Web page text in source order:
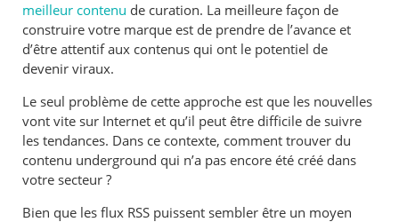
meilleur contenu de curation. La meilleure façon de
construire votre marque est de prendre de l’avance et
d’être attentif aux contenus qui ont le potentiel de
devenir viraux.
Le seul problème de cette approche est que les nouvelles
vont vite sur Internet et qu’il peut être difficile de suivre
les tendances. Dans ce contexte, comment trouver du
contenu underground qui n’a pas encore été créé dans
votre secteur ?
Bien que les flux RSS puissent sembler être un moyen